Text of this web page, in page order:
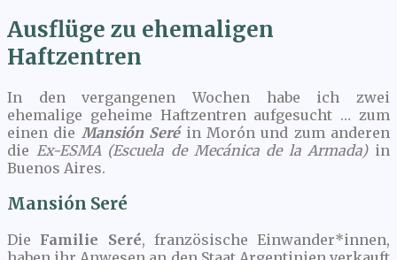
Ausflüge zu ehemaligen
Haftzentren
In den vergangenen Wochen habe ich zwei
ehemalige geheime Haftzentren aufgesucht … zum
einen die Mansión Seréin Morón und zum anderen
die Ex-ESMA (Escuela de Mecánica de la Armada)in
Buenos Aires.
Mansión Seré
Die Familie Seré, französische Einwander*innen,